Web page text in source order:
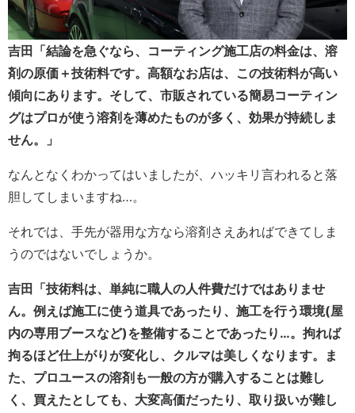
吉田「結論を急ぐなら、コーティング施工店の料金は、溶
剤の原価＋技術料です。高額なお店は、この技術料が高い
傾向にあります。そして、市販されている簡易コーティン
グはプロが使う溶剤を薄めたものが多く、効果が持続しま
せん。」
なんとなくわかってはいましたが、ハッキリ言われると落
胆してしまいますね…。
それでは、手先が器用な方なら溶剤さえあればできてしま
うのではないでしょうか。
吉田「技術料は、単純に職人の人件費だけではありませ
ん。例えば施工に使う道具であったり、施工を行う環境(屋
内の専用ブースなど)を整備することであったり…。拘れば
拘るほど仕上がりが変化し、クルマは美しくなります。ま
た、プロユースの溶剤も一般の方が購入することは難し
く、買えたとしても、大変高価だったり、取り扱いが難し